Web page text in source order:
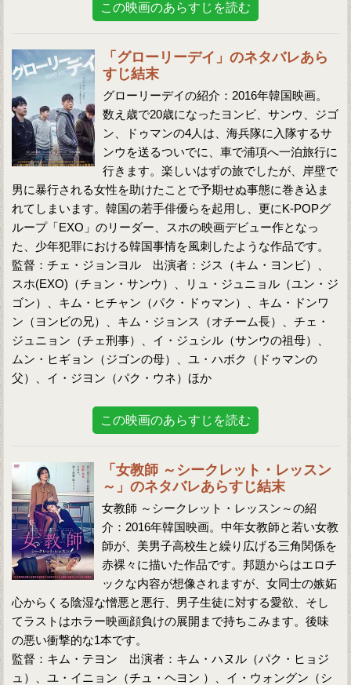
この映画のあらすじを読む
「グローリーデイ」のネタバレあら
すじ結末
グローリーデイの紹介：2016年韓国映画。
数え歳で20歳になったヨンビ、サンウ、ジゴ
ン、ドゥマンの4人は、海兵隊に入隊するサ
ンウを送るついでに、車で浦項へ一泊旅行に
行きます。楽しいはずの旅でしたが、岸壁で
男に暴行される女性を助けたことで予期せぬ事態に巻き込ま
れてしまいます。韓国の若手俳優らを起用し、更にK-POPグ
ループ「EXO」のリーダー、スホの映画デビュー作となっ
た、少年犯罪における韓国事情を風刺したような作品です。
監督：チェ・ジョンヨル 出演者：ジス（キム・ヨンビ）、
スホ(EXO)（チョン・サンウ）、リュ・ジュニョル（ユン・ジ
ゴン）、キム・ヒチャン（パク・ドゥマン）、キム・ドンワ
ン（ヨンビの兄）、キム・ジョンス（オチーム長）、チェ・
ジュニョン（チェ刑事）、イ・ジュシル（サンウの祖母）、
ムン・ヒギョン（ジゴンの母）、ユ・ハボク（ドゥマンの
父）、イ・ジヨン（パク・ウネ）ほか
この映画のあらすじを読む
「女教師 ～シークレット・レッスン
～」のネタバレあらすじ結末
女教師 ～シークレット・レッスン～の紹
介：2016年韓国映画。中年女教師と若い女教
師が、美男子高校生と繰り広げる三角関係を
赤裸々に描いた作品です。邦題からはエロチ
ックな内容が想像されますが、女同士の嫉妬
心からくる陰湿な憎悪と悪行、男子生徒に対する愛欲、そし
てラストはホラー映画顔負けの展開まで持ちこみます。後味
の悪い衝撃的な1本です。
監督：キム・テヨン 出演者：キム・ハヌル（パク・ヒョジ
ュ）、ユ・イニョン（チュ・ヘヨン ）、イ・ウォングン（シ